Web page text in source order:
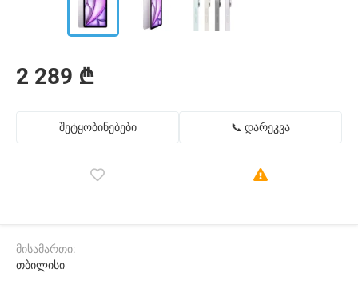
2 289 ₾
შეტყობინებები 📞 დარეკვა
მისამართი:
თბილისი